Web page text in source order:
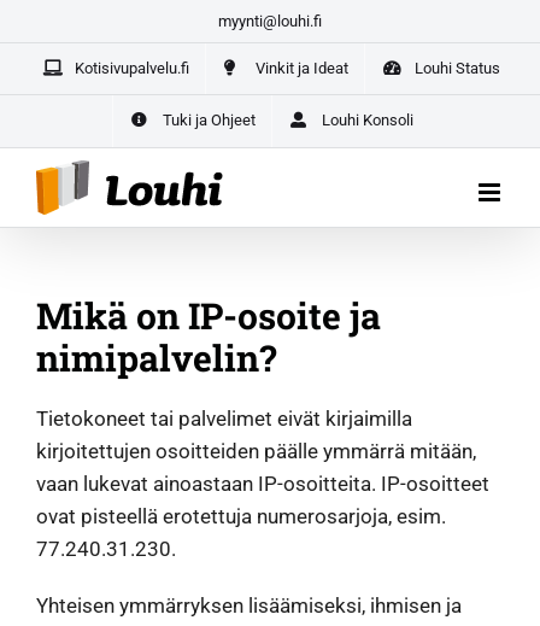
content
myynti@louhi.fi
Kotisivupalvelu.fi Vinkit ja Ideat Louhi Status
Tuki ja Ohjeet Louhi Konsoli
Mikä on IP-osoite ja
nimipalvelin?
Tietokoneet tai palvelimet eivät kirjaimilla
kirjoitettujen osoitteiden päälle ymmärrä mitään,
vaan lukevat ainoastaan IP-osoitteita. IP-osoitteet
ovat pisteellä erotettuja numerosarjoja, esim.
77.240.31.230.
Yhteisen ymmärryksen lisäämiseksi, ihmisen ja
Yrittäjän paketti aloittaville yrittäjille –